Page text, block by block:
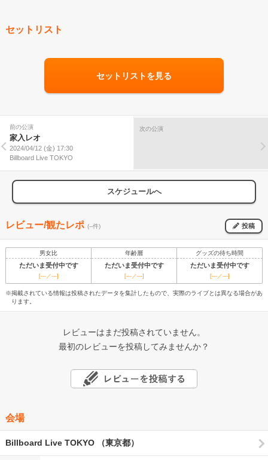
セットリスト
セットリストを見る
前の公演
家入レオ
2024/04/12 (金) 17:30
Billboard Live TOKYO
次の公演
スケジュールへ
レビュー/観たレポ (--件) 投稿
男女比 年齢層 グッズの待ち時間
ただいま受付中です ただいま受付中です ただいま受付中です
[---／---] [---／---] [---／---]
※掲載されている情報は投稿されたデータを集計したもので、実際のライブとは異なる場合があ
ります。
レビューはまだ投稿されていません。
最初のレビューを投稿してみませんか？
会場
Billboard Live TOKYO （東京都）